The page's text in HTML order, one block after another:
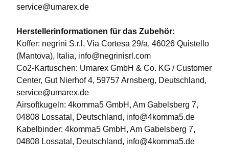
service@umarex.de
Herstellerinformationen für das Zubehör:
Koffer: negrini S.r.l, Via Cortesa 29/a, 46026 Quistello
(Mantova), Italia, info@negrinisrl.com
Co2-Kartuschen: Umarex GmbH & Co. KG / Customer
Center, Gut Nierhof 4, 59757 Arnsberg, Deutschland,
service@umarex.de
Airsoftkugeln: 4komma5 GmbH, Am Gabelsberg 7,
04808 Lossatal, Deutschland, info@4komma5.de
Kabelbinder: 4komma5 GmbH, Am Gabelsberg 7,
04808 Lossatal, Deutschland, info@4komma5.de